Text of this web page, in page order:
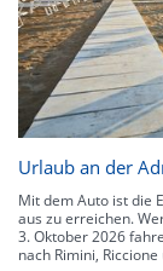
Urlaub an der
Mit dem Auto ist die
aus zu erreichen.
3. Oktober 2026
nach Rimini,